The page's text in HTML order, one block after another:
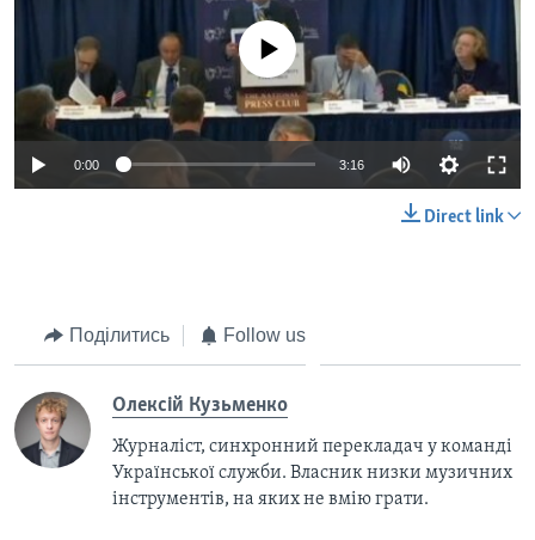
No media source currently available
0:00 3:16
Direct link
Поділитись Follow us
Олексій Кузьменко
Журналіст, синхронний перекладач у команді
Української служби. Власник низки музичних
інструментів, на яких не вмію грати.